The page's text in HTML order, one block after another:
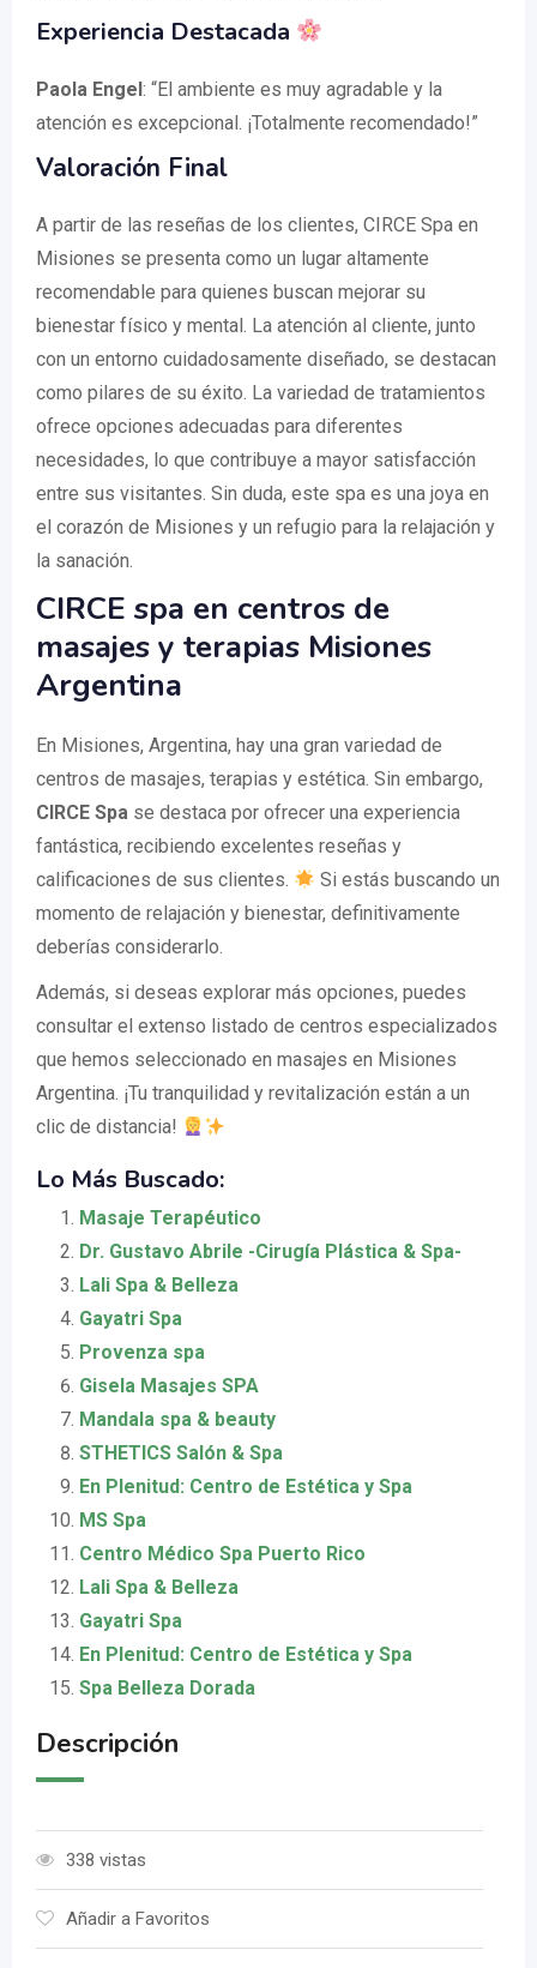
Experiencia Destacada
Paola Engel : “El ambiente es muy agradable y la
atención es excepcional. ¡Totalmente recomendado!”
Valoración Final
A partir de las reseñas de los clientes, CIRCE Spa en
Misiones se presenta como un lugar altamente
recomendable para quienes buscan mejorar su
bienestar físico y mental. La atención al cliente, junto
con un entorno cuidadosamente diseñado, se destacan
como pilares de su éxito. La variedad de tratamientos
ofrece opciones adecuadas para diferentes
necesidades, lo que contribuye a mayor satisfacción
entre sus visitantes. Sin duda, este spa es una joya en
el corazón de Misiones y un refugio para la relajación y
la sanación.
CIRCE spa en centros de
masajes y terapias Misiones
Argentina
En Misiones, Argentina, hay una gran variedad de
centros de masajes, terapias y estética. Sin embargo,
CIRCE Spa se destaca por ofrecer una experiencia
fantástica, recibiendo excelentes reseñas y
calificaciones de sus clientes.
Si estás buscando un
momento de relajación y bienestar, definitivamente
deberías considerarlo.
Además, si deseas explorar más opciones, puedes
consultar el extenso listado de centros especializados
que hemos seleccionado en masajes en Misiones
Argentina. ¡Tu tranquilidad y revitalización están a un
clic de distancia!
Lo Más Buscado:
Masaje Terapéutico
Dr. Gustavo Abrile -Cirugía Plástica & Spa-
Lali Spa & Belleza
Gayatri Spa
Provenza spa
Gisela Masajes SPA
Mandala spa & beauty
STHETICS Salón & Spa
En Plenitud: Centro de Estética y Spa
MS Spa
Centro Médico Spa Puerto Rico
Lali Spa & Belleza
Gayatri Spa
En Plenitud: Centro de Estética y Spa
Spa Belleza Dorada
Descripción
338 vistas
Añadir a Favoritos